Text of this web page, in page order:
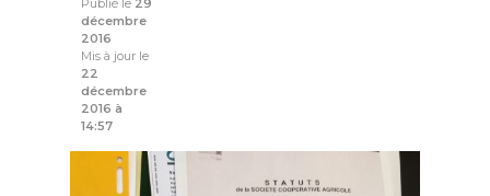
Publié le 29
décembre
2016
Mis à jour le
22
décembre
2016 à
14:57